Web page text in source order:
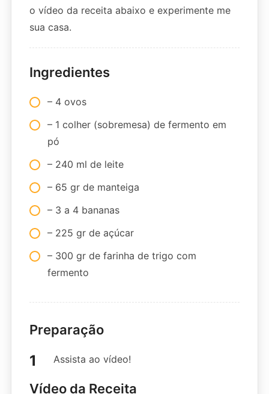
o vídeo da receita abaixo e experimente me
sua casa.
Ingredientes
– 4 ovos
– 1 colher (sobremesa) de fermento em
pó
– 240 ml de leite
– 65 gr de manteiga
– 3 a 4 bananas
– 225 gr de açúcar
– 300 gr de farinha de trigo com
fermento
Preparação
Assista ao vídeo!
Vídeo da Receita